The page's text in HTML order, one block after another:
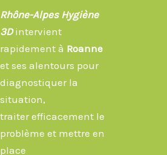
Rhône-Alpes Hygiène
3D intervient
rapidement à Roanne
et ses alentours pour
diagnostiquer la
situation,
traiter efficacement le
problème et mettre en
place